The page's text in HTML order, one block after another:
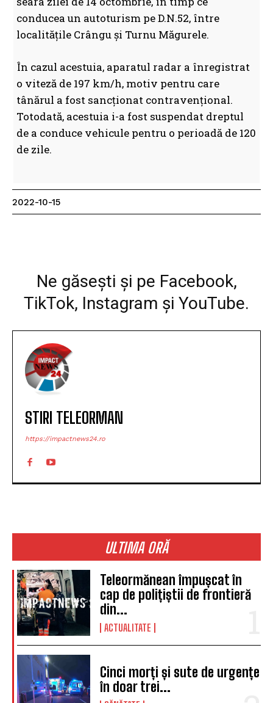
ULTIMA ORĂ
Teleormănean împușcat în
cap de polițiștii de frontieră
din...
ACTUALITATE
Cinci morți și sute de urgențe
în doar trei...
conducea un autoturism pe D.N.52, între
localitățile Crângu și Turnu Măgurele.
În cazul acestuia, aparatul radar a înregistrat
o viteză de 197 km/h, motiv pentru care
tânărul a fost sancționat contravențional.
Totodată, acestuia i-a fost suspendat dreptul
de a conduce vehicule pentru o perioadă de 120
de zile.
2022-10-15
Ne găsești și pe Facebook,
TikTok, Instagram și YouTube.
STIRI TELEORMAN
https://impactnews24.ro